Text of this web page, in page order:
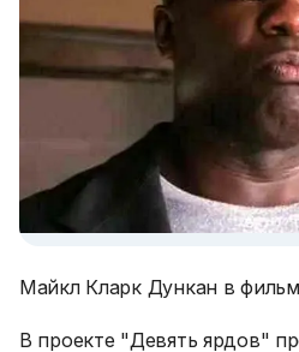
Майкл Кларк Дункан в
В проекте "Девять ярдов"